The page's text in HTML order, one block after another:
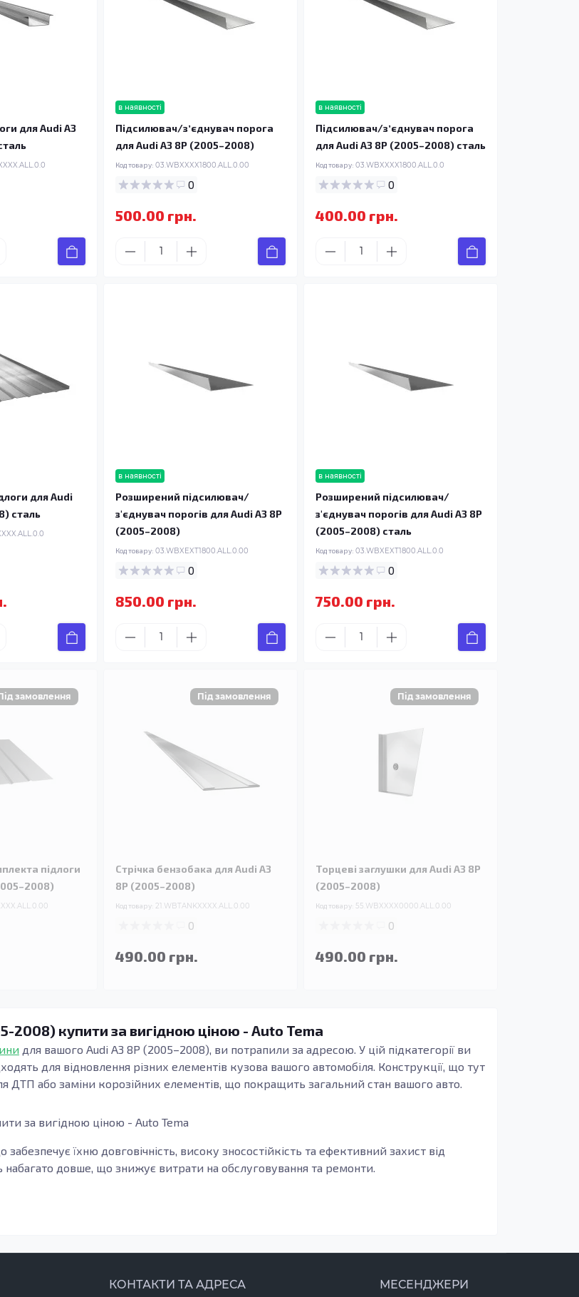
для Audi A3
в наявності
Підсилювач/зʼєднувач порога
для Audi A3 8P (2005–2008)
Код товару: 03.WBXXXX1800.ALL.0.00
0
500.00 грн.
в наявності
Підсилювач/зʼєднувач порога
для Audi A3 8P (2005–2008) сталь
Код товару: 03.WBXXXX1800.ALL.0.0
0
400.00 грн.
для Audi
сталь
в наявності
Розширений підсилювач/
з'єднувач порогів для Audi A3 8P
(2005–2008)
Код товару: 03.WBXEXT1800.ALL.0.00
0
850.00 грн.
в наявності
Розширений підсилювач/
з'єднувач порогів для Audi A3 8P
(2005–2008) сталь
Код товару: 03.WBXEXT1800.ALL.0.0
0
750.00 грн.
підлоги
Стрічка бензобака для Audi A3
8P (2005–2008)
Код товару: 21.WBTANKXXXX.ALL.0.00
0
490.00 грн.
Торцеві заглушки для Audi A3 8P
(2005–2008)
Код товару: 55.WBXXXX0000.ALL.0.00
0
490.00 грн.
2008) купити за вигідною ціною - Auto Tema
для вашого Audi A3 8P (2005–2008), ви потрапили за адресою. У цій підкатегорії ви
для відновлення різних елементів кузова вашого автомобіля. Конструкції, що тут
ДТП або заміни корозійних елементів, що покращить загальний стан вашого авто.
за вигідною ціною - Auto Tema
їхню довговічність, високу зносостійкість та ефективний захист від
набагато довше, що знижує витрати на обслуговування та ремонти.
які пов'язані з ремонтом, відновленням після ДТП, а також для заміни корозійних
або з'явилися ознаки корозії, заміна такого елемента є необхідною для
КОНТАКТИ ТА АДРЕСА МЕСЕНДЖЕРИ